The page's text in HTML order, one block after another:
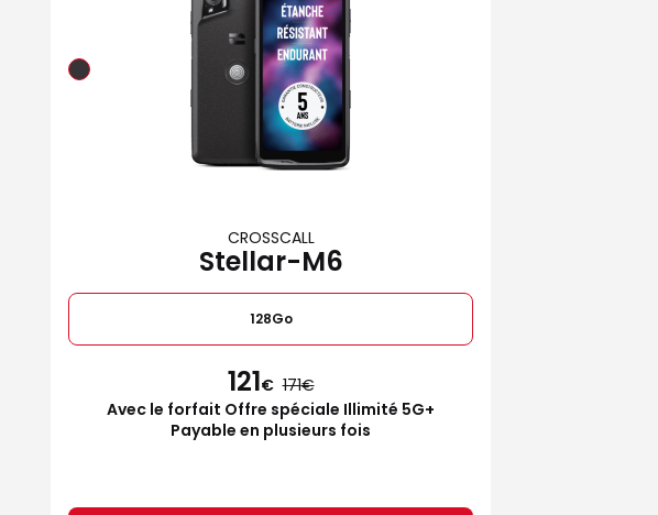
CROSSCALL
Stellar-M6
128Go
121€ 171
Avec le forfait Offre spéciale Illimité 5G+
Payable en plusieurs fois